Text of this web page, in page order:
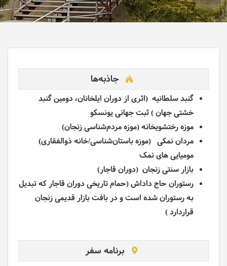
جاذبه‌ها
گنبد سلطانیه (اثری از دوران ایلخانان، دومین گنبد
خشتی جهان ) ثبت جهانی یونسکو
موزه رختشویخانه (موزه مردم‌شناسی زنجان)
مردان نمکی (موزه باستان‌شناسی/خانه ذوالفقاری)
مومیایی های نمک
بازار سنتی زنجان (دوران قاجار)
رستوران حاج داداش (حمام تاریخی دوران قاجار که تبدیل
به رستوران شده است و در بافت بازار قدیمی زنجان
قراردارد )
برنامه سفر